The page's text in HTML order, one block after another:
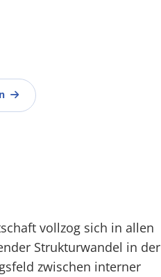
vollzog sich in allen
Strukturwandel in der
zwischen interner